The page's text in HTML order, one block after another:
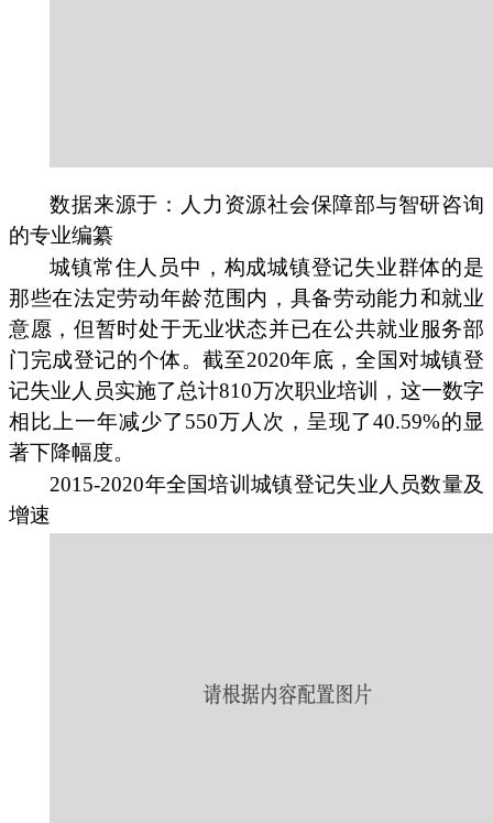
数据来源于：人力资源社会保障部与智研咨询
的专业编纂
城镇常住人员中，构成城镇登记失业群体的是
那些在法定劳动年龄范围内，具备劳动能力和就业
意愿，但暂时处于无业状态并已在公共就业服务部
门完成登记的个体。截至2020年底，全国对城镇登
记失业人员实施了总计810万次职业培训，这一数字
相比上一年减少了550万人次，呈现了40.59%的显
著下降幅度。
2015-2020年全国培训城镇登记失业人员数量及
增速